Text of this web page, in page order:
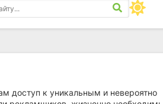
доступ к уникальным и невероятно